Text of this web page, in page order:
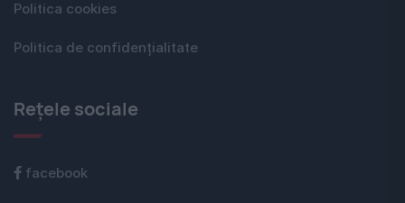
Politica cookies
Politica de confidențialitate
Rețele sociale
facebook